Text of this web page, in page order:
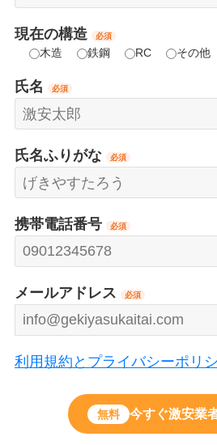
現在の構造 必須
木造 鉄鋼 RC その他
氏名 必須
氏名ふりがな 必須
携帯電話番号 必須
メールアドレス 必須
利用規約とプライバシーポリ
無料 今すぐ激安業